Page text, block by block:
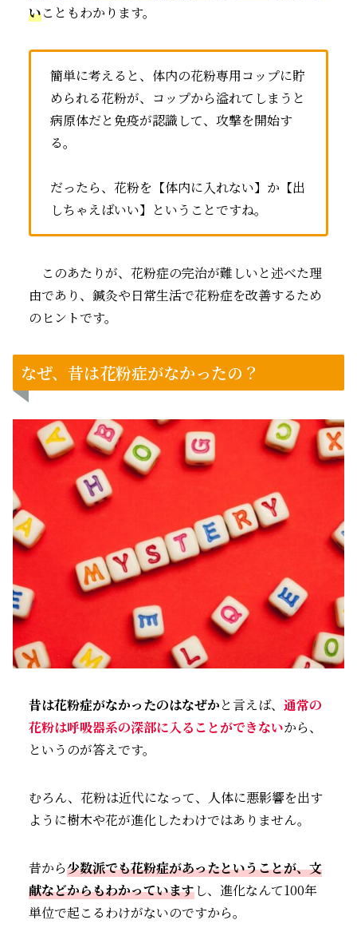
いこともわかります。
簡単に考えると、体内の花粉専用コップに貯
められる花粉が、コップから溢れてしまうと
病原体だと免疫が認識して、攻撃を開始す
る。
だったら、花粉を【体内に入れない】か【出
しちゃえばいい】ということですね。
このあたりが、花粉症の完治が難しいと述べた理
由であり、鍼灸や日常生活で花粉症を改善するため
のヒントです。
なぜ、昔は花粉症がなかったの？
昔は花粉症がなかったのはなぜかと言えば、 通常の
花粉は呼吸器系の深部に入ることができないから、
というのが答えです。
むろん、花粉は近代になって、人体に悪影響を出す
ように樹木や花が進化したわけではありません。
昔から少数派でも花粉症があったということが、文
献などからもわかっていますし、進化なんて100年
単位で起こるわけがないのですから。